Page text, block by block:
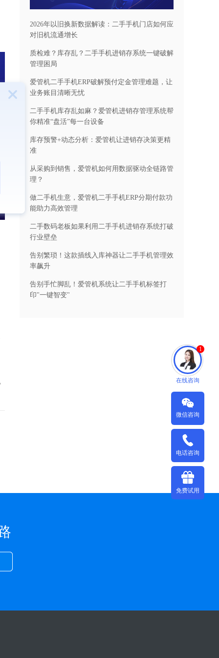
1
在线咨询
微信咨询
电话咨询
免费试用
2026年以旧换新数据解读：二手手机门店如何应
对旧机流通增长
质检难？库存乱？二手手机进销存系统一键破解
管理困局
爱管机二手手机ERP破解预付定金管理难题，让
业务账目清晰无忧
二手手机库存乱如麻？爱管机进销存管理系统帮
你精准“盘活”每一台设备
库存预警+动态分析：爱管机让进销存决策更精
准
从采购到销售，爱管机如何用数据驱动全链路管
理？
做二手机生意，爱管机二手手机ERP分期付款功
能助力高效管理
二手数码老板如果利用二手手机进销存系统打破
行业壁垒
告别繁琐！这款插线入库神器让二手手机管理效
率飙升
告别手忙脚乱！爱管机系统让二手手机标签打
印"一键智变"